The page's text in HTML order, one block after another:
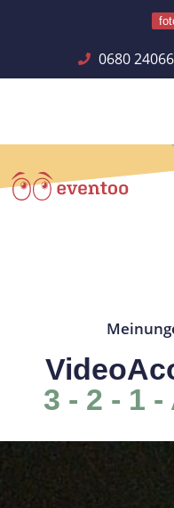
0680
3 - 2 - 1